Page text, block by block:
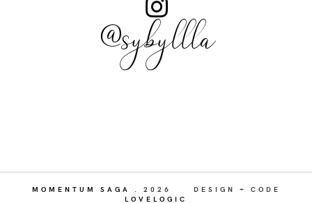
@sybyllla
MOMENTUM SAGA . 2026
DESIGN + CODE
LOVELOGIC